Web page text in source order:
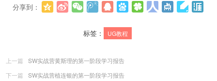
分享到：
标签：
UG教程
上一篇
SW实战营黄斯理的第一阶段学习报告
下一篇
SW实战营植连银的第一阶段学习报告